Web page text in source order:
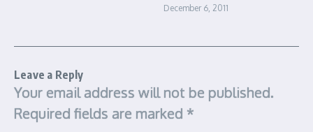
December 6, 2011
Leave a Reply
Your email address will not be published.
Required fields are marked *